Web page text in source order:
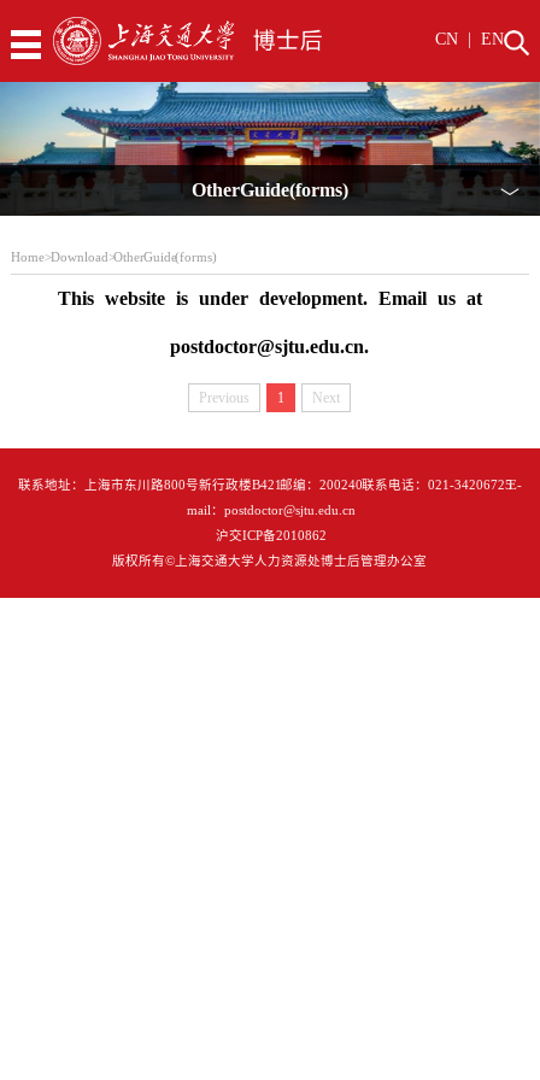
CN EN
Other Guide (forms) ﹀
Home>Download>Other Guide (forms)
This website is under development. Email us at
postdoctor@sjtu.edu.cn.
Previous 1 Next
联系地址：上海市东川路800号新行政楼B421 邮编：200240 联系电话：021-34206725 E-
mail：postdoctor@sjtu.edu.cn
沪交ICP备2010862
版权所有©上海交通大学人力资源处博士后管理办公室